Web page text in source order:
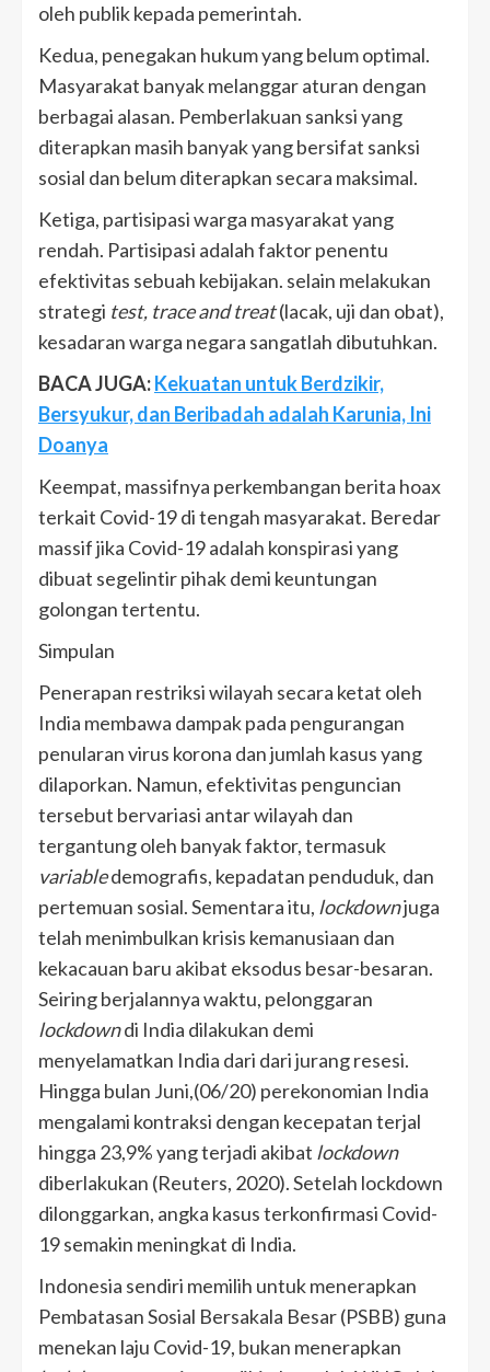
oleh publik kepada pemerintah.
Kedua, penegakan hukum yang belum optimal.
Masyarakat banyak melanggar aturan dengan
berbagai alasan. Pemberlakuan sanksi yang
diterapkan masih banyak yang bersifat sanksi
sosial dan belum diterapkan secara maksimal.
Ketiga, partisipasi warga masyarakat yang
rendah. Partisipasi adalah faktor penentu
efektivitas sebuah kebijakan. selain melakukan
strategi test, trace and treat(lacak, uji dan obat),
kesadaran warga negara sangatlah dibutuhkan.
BACA JUGA:Kekuatan untuk Berdzikir,
Bersyukur, dan Beribadah adalah Karunia, Ini
Doanya
Keempat, massifnya perkembangan berita hoax
terkait Covid-19 di tengah masyarakat. Beredar
massif jika Covid-19 adalah konspirasi yang
dibuat segelintir pihak demi keuntungan
golongan tertentu.
Simpulan
Penerapan restriksi wilayah secara ketat oleh
India membawa dampak pada pengurangan
penularan virus korona dan jumlah kasus yang
dilaporkan. Namun, efektivitas penguncian
tersebut bervariasi antar wilayah dan
tergantung oleh banyak faktor, termasuk
variabledemografis, kepadatan penduduk, dan
pertemuan sosial. Sementara itu, lockdownjuga
telah menimbulkan krisis kemanusiaan dan
kekacauan baru akibat eksodus besar-besaran.
Seiring berjalannya waktu, pelonggaran
lockdowndi India dilakukan demi
menyelamatkan India dari dari jurang resesi.
Hingga bulan Juni,(06/20) perekonomian India
mengalami kontraksi dengan kecepatan terjal
hingga 23,9% yang terjadi akibat lockdown
diberlakukan (Reuters, 2020). Setelah lockdown
dilonggarkan, angka kasus terkonfirmasi Covid-
19 semakin meningkat di India.
Indonesia sendiri memilih untuk menerapkan
Pembatasan Sosial Bersakala Besar (PSBB) guna
menekan laju Covid-19, bukan menerapkan